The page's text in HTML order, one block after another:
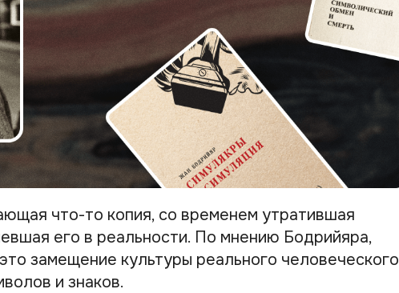
что-то копия, со временем утратившая
его в реальности. По мнению Бодрийяра,
замещение культуры реального человеческого
и знаков.